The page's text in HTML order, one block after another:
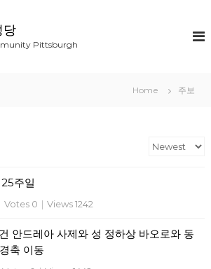
당
Pittsburgh
Home 주보
주일
Votes 0 | Views 1242
안드레아 사제와 성 정하상 바오로와 동
축 이동